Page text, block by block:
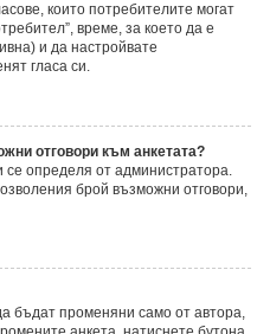
които потребителите могат
време, за което да е
и да настройвате
гласа си.
отговори към анкетата?
определя от администратора.
брой възможни отговори,
бъдат променяни само от автора,